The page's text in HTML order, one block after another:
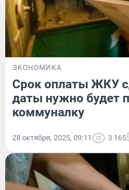
ЭКОНОМИКА
Срок оплаты ЖКУ
даты нужно будет
коммуналку
28 октября, 2025, 09:11 3 165